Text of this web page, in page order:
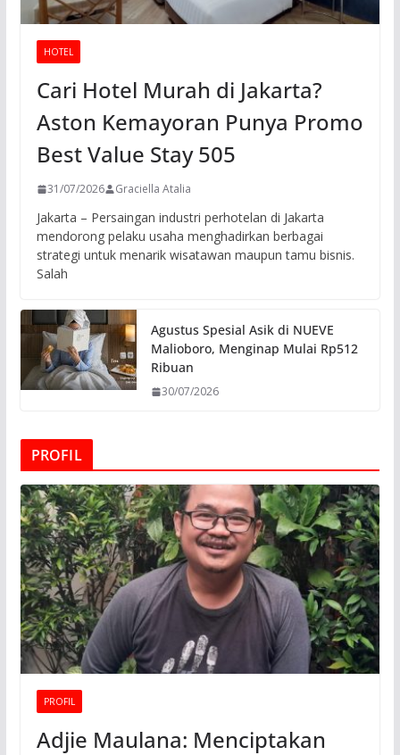
HOTEL
Cari Hotel Murah di Jakarta?
Aston Kemayoran Punya Promo
Best Value Stay 505
31/07/2026 Graciella Atalia
Jakarta – Persaingan industri perhotelan di Jakarta
mendorong pelaku usaha menghadirkan berbagai
strategi untuk menarik wisatawan maupun tamu bisnis.
Salah
Agustus Spesial Asik di NUEVE
Malioboro, Menginap Mulai Rp512
Ribuan
30/07/2026
PROFIL
PROFIL
Adjie Maulana: Menciptakan